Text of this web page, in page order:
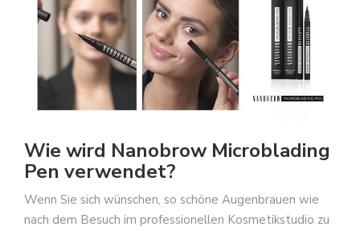
Wie wird Nanobrow Microblading
Pen verwendet?
Wenn Sie sich wünschen, so schöne Augenbrauen wie
nach dem Besuch im professionellen Kosmetikstudio zu